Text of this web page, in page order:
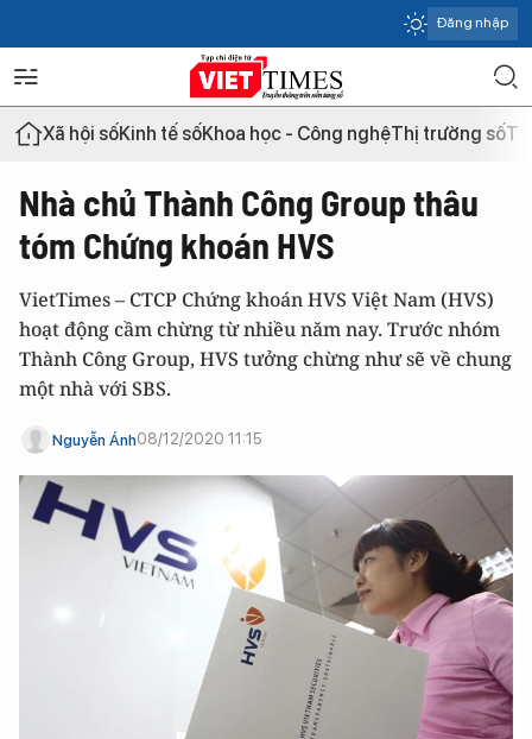
Đăng nhập
Xã hội sốKinh tế sốKhoa học - Công nghệThị trường số
Nhà chủ Thành Công Group thâu
tóm Chứng khoán HVS
VietTimes – CTCP Chứng khoán HVS Việt Nam (HVS)
hoạt động cầm chừng từ nhiều năm nay. Trước nhóm
Thành Công Group, HVS tưởng chừng như sẽ về chung
một nhà với SBS.
Nguyễn Ánh08/12/2020 11:15